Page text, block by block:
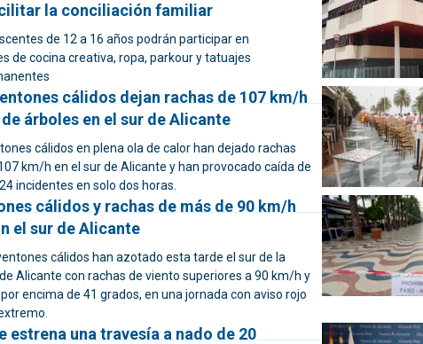
la conciliación familiar
de 12 a 16 años podrán participar en
de cocina creativa, ropa, parkour y tatuajes
cálidos dejan rachas de 107 km/h
árboles en el sur de Alicante
cálidos en plena ola de calor han dejado rachas
km/h en el sur de Alicante y han provocado caída de
incidentes en solo dos horas.
cálidos y rachas de más de 90 km/h
el sur de Alicante
cálidos han azotado esta tarde el sur de la
Alicante con rachas de viento superiores a 90 km/h y
encima de 41 grados, en una jornada con aviso rojo
estrena una travesía a nado de 20